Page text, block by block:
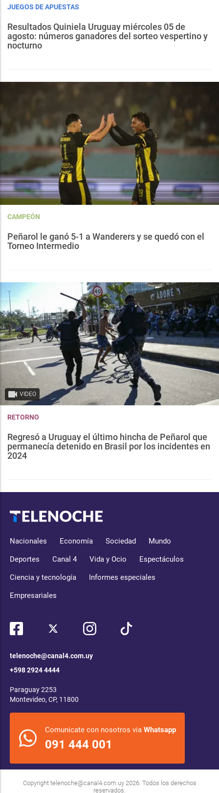
JUEGOS DE APUESTAS
Resultados Quiniela Uruguay miércoles 05 de
agosto: números ganadores del sorteo vespertino y
nocturno
CAMPEÓN
Peñarol le ganó 5-1 a Wanderers y se quedó con el
Torneo Intermedio
VIDEO
RETORNO
Regresó a Uruguay el último hincha de Peñarol que
permanecía detenido en Brasil por los incidentes en
2024
Nacionales Economía Sociedad Mundo
Deportes Canal 4 Vida y Ocio Espectáculos
Ciencia y tecnología Informes especiales
Empresariales
telenoche@canal4.com.uy
+598 2924 4444
Paraguay 2253
Montevideo, CP, 11800
Comunicate con nosotros via Whatsapp
091 444 001
Copyright telenoche@canal4.com.uy2026. Todos los derechos
reservados.